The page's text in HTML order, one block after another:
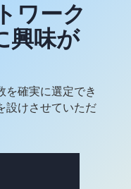
ワーク
興味が
を確実に選定でき
設けさせていただ